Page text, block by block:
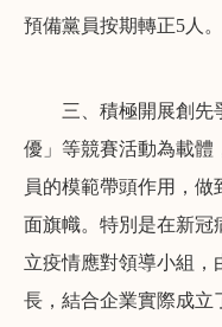
預備黨員按期轉正5人。
三、積極開展創先
優」等競賽活動為載體
員的模範帶頭作用，
面旗幟。特別是在新冠
立疫情應對領導小組，
長，結合企業實際成立